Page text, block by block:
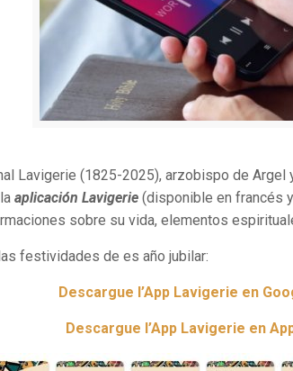
Lavigerie (1825-2025), arzobispo de
laaplicación Lavigerie (disponible en francés
sobre su vida, elementos
festividades de es año jubilar:
Descargue l’App Lavigerie en
Descargue l’App Lavigerie en